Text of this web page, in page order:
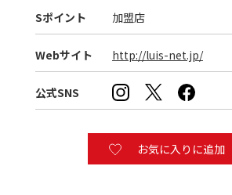
Sポイント 加盟店
Webサイト http://luis-net.jp/
公式SNS
お気に入りに追加